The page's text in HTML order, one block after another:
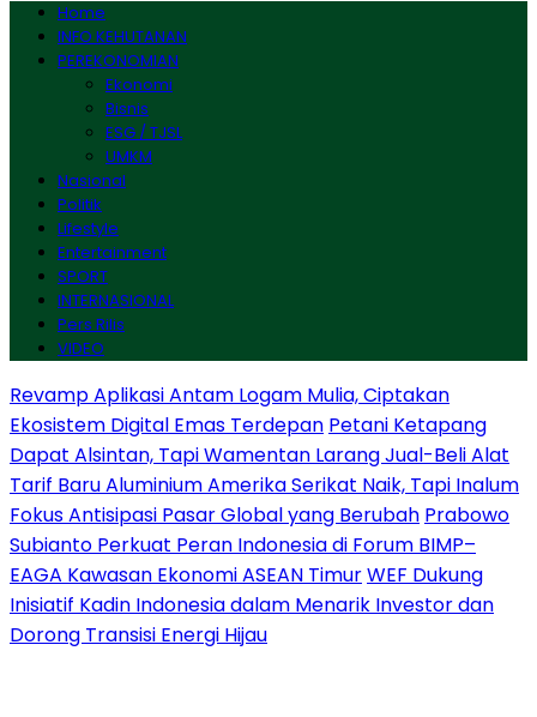
Home
INFO KEHUTANAN
PEREKONOMIAN
Ekonomi
Bisnis
ESG / TJSL
UMKM
Nasional
Politik
Lifestyle
Entertainment
SPORT
INTERNASIONAL
Pers Rilis
VIDEO
Revamp Aplikasi Antam Logam Mulia, Ciptakan
Ekosistem Digital Emas Terdepan Petani Ketapang
Dapat Alsintan, Tapi Wamentan Larang Jual-Beli Alat
Tarif Baru Aluminium Amerika Serikat Naik, Tapi Inalum
Fokus Antisipasi Pasar Global yang Berubah Prabowo
Subianto Perkuat Peran Indonesia di Forum BIMP–
EAGA Kawasan Ekonomi ASEAN TimurWEF Dukung
Inisiatif Kadin Indonesia dalam Menarik Investor dan
Dorong Transisi Energi Hijau